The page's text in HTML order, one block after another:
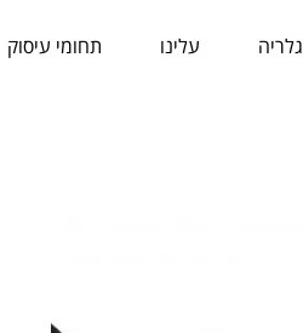
גלריה עלינו תחומי עיסוק